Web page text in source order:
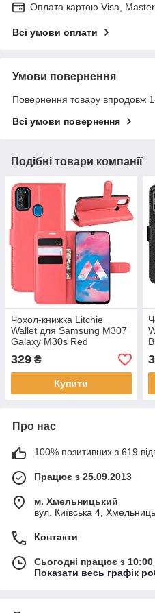
Оплата картою Visa,
Всі умови оплати
Умови повернення
Повернення товару впродовж
Всі умови повернення
Подібні товари компанії
Чохол-книжка Litchie
Wallet для Samsung M307
Galaxy M30s Red
329 ₴
Купити
Про нас
100% позитивних з 619
Працює з 25.09.2013
м. Хмельницький
вул. Київська 4,
Контакти
Сьогодні працює з
Показати весь графік